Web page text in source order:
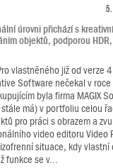
úrovni přichází s
objektů, podporou HDR,
vlastněného již od verze
Software nečekal v
byla firma MAGIX
má) v portfoliu celou
pro práci s obrazem a
video editoru Video
situace, kdy vlastní
se v...